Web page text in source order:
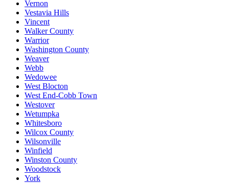
Vernon
Vestavia Hills
Vincent
Walker County
Warrior
Washington County
Weaver
Webb
Wedowee
West Blocton
West End-Cobb Town
Westover
Wetumpka
Whitesboro
Wilcox County
Wilsonville
Winfield
Winston County
Woodstock
York